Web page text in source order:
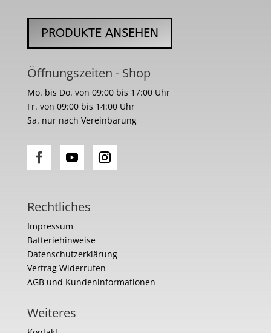
PRODUKTE ANSEHEN
Öffnungszeiten - Shop
Mo. bis Do. von 09:00 bis 17:00 Uhr
Fr. von 09:00 bis 14:00 Uhr
Sa. nur nach Vereinbarung
Rechtliches
Impressum
Batteriehinweise
Datenschutzerklärung
Vertrag Widerrufen
AGB und Kundeninformationen
Weiteres